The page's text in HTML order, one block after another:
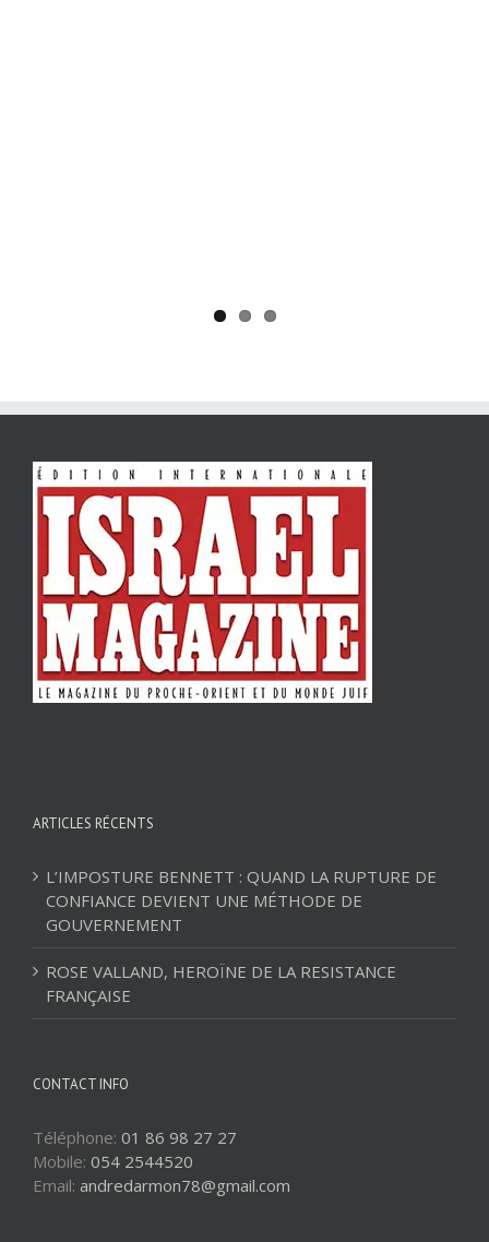
ARTICLES RÉCENTS
L’IMPOSTURE BENNETT : QUAND LA RUPTURE DE
CONFIANCE DEVIENT UNE MÉTHODE DE
GOUVERNEMENT
ROSE VALLAND, HEROÏNE DE LA RESISTANCE
FRANÇAISE
CONTACT INFO
Téléphone: 01 86 98 27 27
Mobile: 054 2544520
Email: andredarmon78@gmail.com